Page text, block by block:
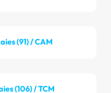
(91) / CAM
(106) / TCM